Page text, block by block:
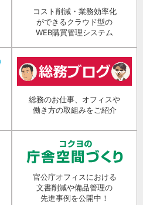
コスト削減・業務効率化
ができるクラウド型の
WEB購買管理システム
総務のお仕事、オフィスや
働き方の取組みをご紹介
官公庁オフィスにおける
文書削減や備品管理の
先進事例を公開中！